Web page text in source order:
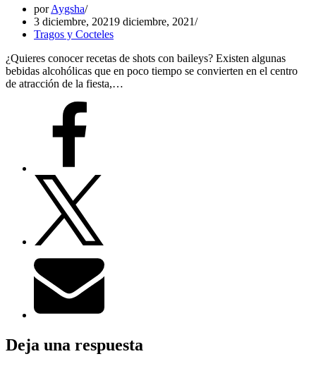
porAygsha
3 diciembre, 20219 diciembre, 2021
Tragos y Cocteles
¿Quieres conocer recetas de shots con baileys? Existen algunas
bebidas alcohólicas que en poco tiempo se convierten en el centro
de atracción de la fiesta,…
Deja una respuesta